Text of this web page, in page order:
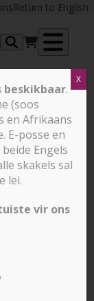
Return to English
beskikbaar.
(soos
en Afrikaans
E-posse en
Engels
skakels sal
lei.
vir ons
X